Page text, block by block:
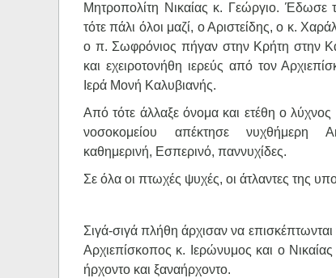
Μητροπολίτη Νικαίας κ. Γεώργιο. Έδωσε
τότε πάλι όλοι μαζί, ο Αριστείδης, ο κ.
ο π. Σωφρόνιος πήγαν στην Κρήτη στην
και εχειροτονήθη ιερεύς από τον
Ιερά Μονή Καλυβιανής.
Από τότε άλλαξε όνομα και ετέθη ο
νοσοκομείου απέκτησε νυχθήμερη
καθημερινή, Εσπερινό, παννυχίδες.
Σε όλα οι πτωχές ψυχές, οι άτλαντες της
Σιγά-σιγά πλήθη άρχισαν να
Αρχιεπίσκοπος κ. Ιερώνυμος και ο
ήρχοντο και ξαναήρχοντο.